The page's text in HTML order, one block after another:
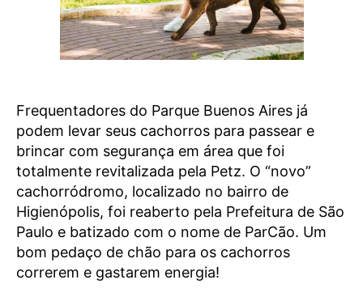
Frequentadores do Parque Buenos Aires já
podem levar seus cachorros para passear e
brincar com segurança em área que foi
totalmente revitalizada pela Petz. O “novo”
cachorródromo, localizado no bairro de
Higienópolis, foi reaberto pela Prefeitura de São
Paulo e batizado com o nome de ParCão. Um
bom pedaço de chão para os cachorros
correrem e gastarem energia!